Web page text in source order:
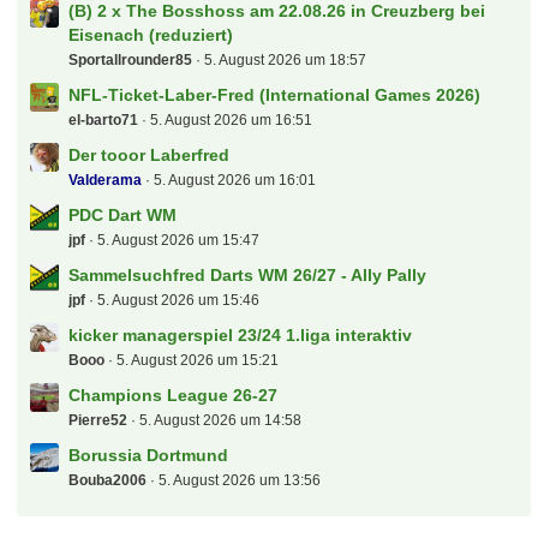
(B) 2 x The Bosshoss am 22.08.26 in Creuzberg bei
Eisenach (reduziert)
Sportallrounder85 5. August 2026 um 18:57
NFL-Ticket-Laber-Fred (International Games 2026)
el-barto71 5. August 2026 um 16:51
Der tooor Laberfred
Valderama 5. August 2026 um 16:01
PDC Dart WM
jpf 5. August 2026 um 15:47
Sammelsuchfred Darts WM 26/27 - Ally Pally
jpf 5. August 2026 um 15:46
kicker managerspiel 23/24 1.liga interaktiv
Booo 5. August 2026 um 15:21
Champions League 26-27
Pierre52 5. August 2026 um 14:58
Borussia Dortmund
Bouba2006 5. August 2026 um 13:56